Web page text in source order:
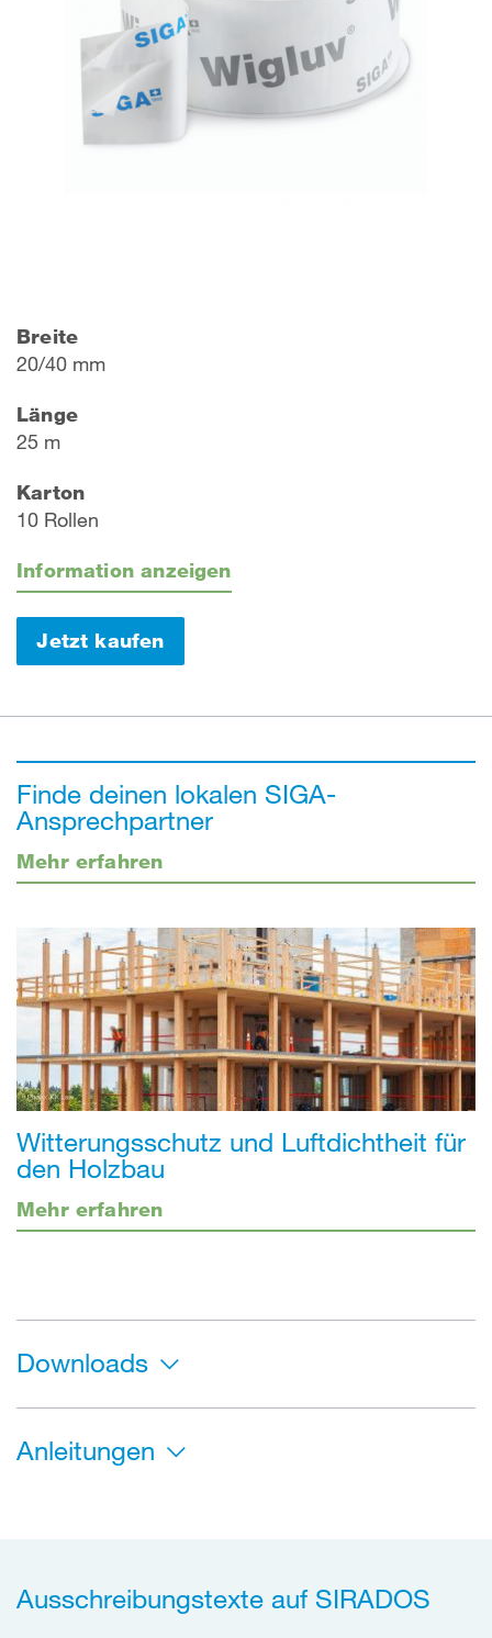
Breite
20/40 mm
Länge
25 m
Karton
10 Rollen
Information anzeigen
Jetzt kaufen
Finde deinen lokalen SIGA-
Ansprechpartner
Mehr erfahren
Witterungsschutz und Luftdichtheit für
den Holzbau
Mehr erfahren
Downloads
Anleitungen
Ausschreibungstexte auf SIRADOS